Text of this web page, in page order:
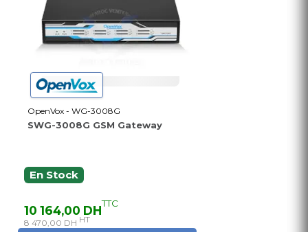
OpenVox - WG-3008G
SWG-3008G GSM Gateway
En Stock
10 164,00 DHTTC
8 470,00 DH HT